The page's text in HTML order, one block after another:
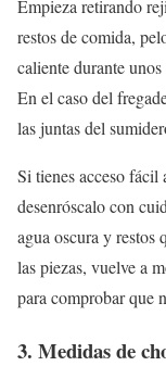
Empieza retirando
restos de comida,
caliente durante
En el caso del
las juntas del
Si tienes acceso
desenróscalo con
agua oscura y
las piezas, vuelve a
para comprobar que
3. Medidas de